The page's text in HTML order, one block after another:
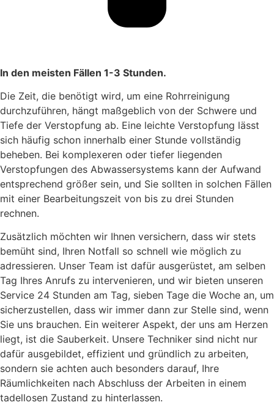
In den meisten Fällen 1-3 Stunden.
Die Zeit, die benötigt wird, um eine Rohrreinigung
durchzuführen, hängt maßgeblich von der Schwere und
Tiefe der Verstopfung ab. Eine leichte Verstopfung lässt
sich häufig schon innerhalb einer Stunde vollständig
beheben. Bei komplexeren oder tiefer liegenden
Verstopfungen des Abwassersystems kann der Aufwand
entsprechend größer sein, und Sie sollten in solchen Fällen
mit einer Bearbeitungszeit von bis zu drei Stunden
rechnen.
Zusätzlich möchten wir Ihnen versichern, dass wir stets
bemüht sind, Ihren Notfall so schnell wie möglich zu
adressieren. Unser Team ist dafür ausgerüstet, am selben
Tag Ihres Anrufs zu intervenieren, und wir bieten unseren
Service 24 Stunden am Tag, sieben Tage die Woche an, um
sicherzustellen, dass wir immer dann zur Stelle sind, wenn
Sie uns brauchen. Ein weiterer Aspekt, der uns am Herzen
liegt, ist die Sauberkeit. Unsere Techniker sind nicht nur
dafür ausgebildet, effizient und gründlich zu arbeiten,
sondern sie achten auch besonders darauf, Ihre
Räumlichkeiten nach Abschluss der Arbeiten in einem
tadellosen Zustand zu hinterlassen.